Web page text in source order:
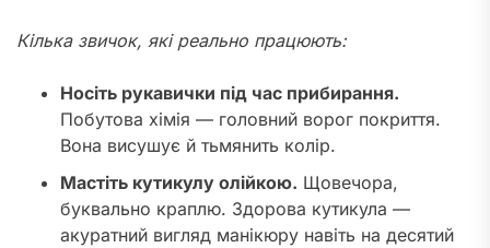
Кілька звичок, які реально працюють:
Носіть рукавички під час прибирання.
Побутова хімія — головний ворог покриття.
Вона висушує й тьмянить колір.
Мастіть кутикулу олійкою. Щовечора,
буквально краплю. Здорова кутикула —
акуратний вигляд манікюру навіть на десятий